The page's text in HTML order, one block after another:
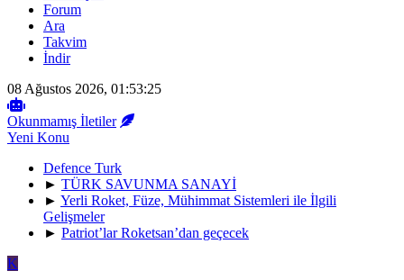
Forum
Ara
Takvim
İndir
08 Ağustos 2026, 01:53:25
Okunmamış İletiler
Yeni Konu
Defence Turk
► TÜRK SAVUNMA SANAYİ
► Yerli Roket, Füze, Mühimmat Sistemleri ile İlgili
Gelişmeler
► Patriot’lar Roketsan’dan geçecek
K